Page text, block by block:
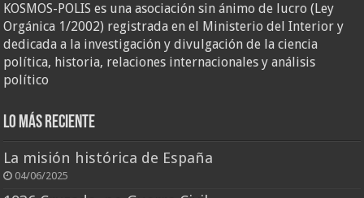
KOSMOS-POLIS es una asociación sin ánimo de lucro (Ley
Orgánica 1/2002) registrada en el Ministerio del Interior y
dedicada a la investigación y divulgación de la ciencia
política, historia, relaciones internacionales y análisis
político
Lo más reciente
La misión histórica de España
04/06/2025